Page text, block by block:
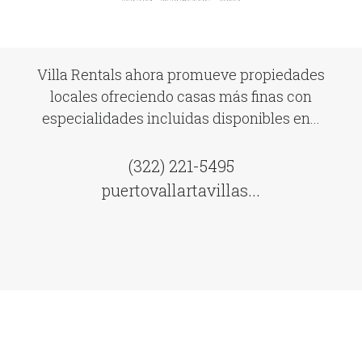
Villa Rentals ahora promueve propiedades
locales ofreciendo casas más finas con
especialidades incluidas disponibles en...
(322) 221-5495
puertovallartavillas...